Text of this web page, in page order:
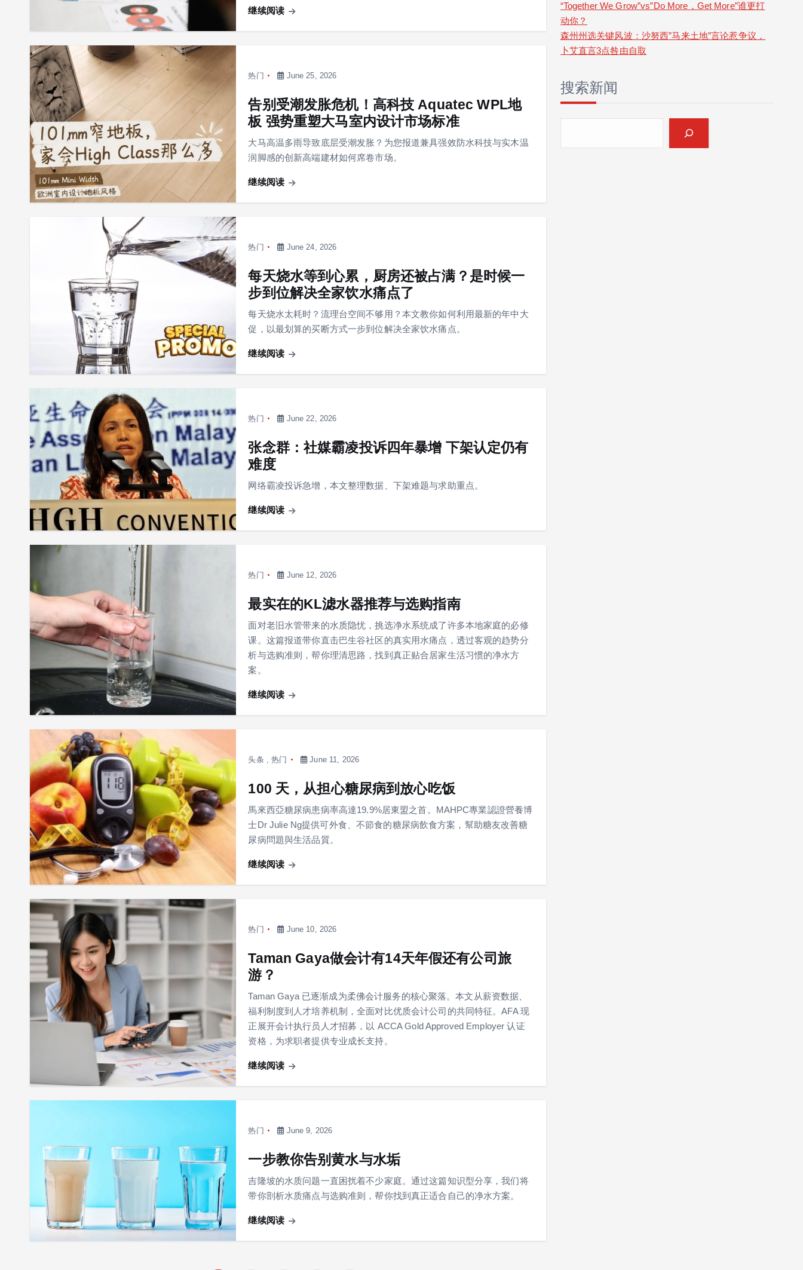
继续阅读
热门 June 25, 2026
告别受潮发胀危机！高科技 Aquatec WPL地
板 强势重塑大马室内设计市场标准
大马高温多雨导致底层受潮发胀？为您报道兼具强效防水科技与实木温
润脚感的创新高端建材如何席卷市场。
继续阅读
热门 June 24, 2026
每天烧水等到心累，厨房还被占满？是时候一
步到位解决全家饮水痛点了
每天烧水太耗时？流理台空间不够用？本文教你如何利用最新的年中大
促，以最划算的买断方式一步到位解决全家饮水痛点。
继续阅读
热门 June 22, 2026
张念群：社媒霸凌投诉四年暴增 下架认定仍有
难度
网络霸凌投诉急增，本文整理数据、下架难题与求助重点。
继续阅读
热门 June 12, 2026
最实在的KL滤水器推荐与选购指南
面对老旧水管带来的水质隐忧，挑选净水系统成了许多本地家庭的必修
课。这篇报道带你直击巴生谷社区的真实用水痛点，透过客观的趋势分
析与选购准则，帮你理清思路，找到真正贴合居家生活习惯的净水方
案。
继续阅读
头条 ,热门 June 11, 2026
100 天，从担心糖尿病到放心吃饭
馬來西亞糖尿病患病率高達19.9%居東盟之首。MAHPC專業認證營養博
士Dr Julie Ng提供可外食、不節食的糖尿病飲食方案，幫助糖友改善糖
尿病問題與生活品質。
继续阅读
热门 June 10, 2026
Taman Gaya做会计有14天年假还有公司旅
游？
Taman Gaya 已逐渐成为柔佛会计服务的核心聚落。本文从薪资数据、
福利制度到人才培养机制，全面对比优质会计公司的共同特征。AFA 现
正展开会计执行员人才招募，以 ACCA Gold Approved Employer 认证
资格，为求职者提供专业成长支持。
继续阅读
热门 June 9, 2026
一步教你告别黄水与水垢
吉隆坡的水质问题一直困扰着不少家庭。通过这篇知识型分享，我们将
带你剖析水质痛点与选购准则，帮你找到真正适合自己的净水方案。
继续阅读
“Together We Grow”vs”Do More，Get More”谁更打
动你？
森州州选关键风波：沙努西”马来土地”言论惹争议，
卜艾直言3点咎由自取
搜索新闻